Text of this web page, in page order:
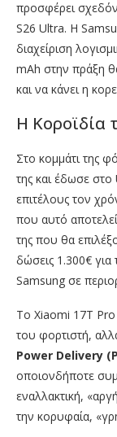
προσφέρει
S26 Ultra. Η
διαχείριση
mAh στην πράξη
και να κάνει η
Η Κοροϊδία
Στο κομμάτι της
της και έδωσε
επιτέλους τον
που αυτό
της που θα
δώσεις 1.300€
Samsung σε
Το Xiaomi 17T Pro
του φορτιστή,
Power Delivery
οποιονδήποτε
εναλλακτική,
την κορυφαία,